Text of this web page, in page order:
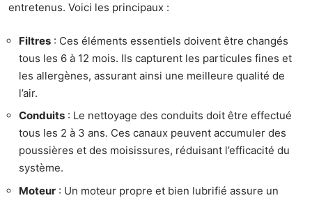
entretenus. Voici les principaux :
Filtres : Ces éléments essentiels doivent être changés
tous les 6 à 12 mois. Ils capturent les particules fines et
les allergènes, assurant ainsi une meilleure qualité de
l’air.
Conduits : Le nettoyage des conduits doit être effectué
tous les 2 à 3 ans. Ces canaux peuvent accumuler des
poussières et des moisissures, réduisant l’efficacité du
système.
Moteur : Un moteur propre et bien lubrifié assure un